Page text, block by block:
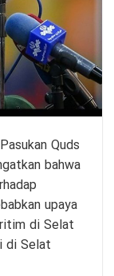
Quds
bahwa
upaya
di Selat
di Selat